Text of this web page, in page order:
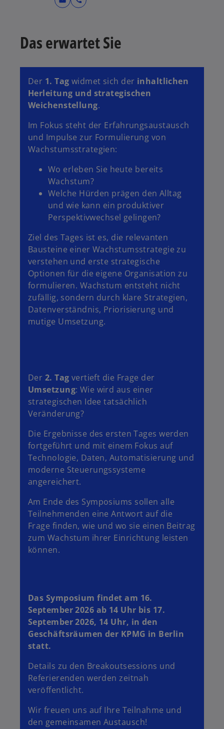
Das erwartet Sie
Der 1. Tag widmet sich der inhaltlichen
Herleitung und strategischen
Weichenstellung.
Im Fokus steht der Erfahrungsaustausch
und Impulse zur Formulierung von
Wachstumsstrategien:
Wo erleben Sie heute bereits
Wachstum?
Welche Hürden prägen den Alltag
und wie kann ein produktiver
Perspektivwechsel gelingen?
Ziel des Tages ist es, die relevanten
Bausteine einer Wachstumsstrategie zu
verstehen und erste strategische
Optionen für die eigene Organisation zu
formulieren. Wachstum entsteht nicht
zufällig, sondern durch klare Strategien,
Datenverständnis, Priorisierung und
mutige Umsetzung.
Der 2. Tag vertieft die Frage der
Umsetzung: Wie wird aus einer
strategischen Idee tatsächlich
Veränderung?
Die Ergebnisse des ersten Tages werden
fortgeführt und mit einem Fokus auf
Technologie, Daten, Automatisierung und
moderne Steuerungssysteme
angereichert.
Am Ende des Symposiums sollen alle
Teilnehmenden eine Antwort auf die
Frage finden, wie und wo sie einen Beitrag
zum Wachstum ihrer Einrichtung leisten
können.
Das Symposium findet am 16.
September 2026 ab 14 Uhr bis 17.
September 2026, 14 Uhr, in den
Geschäftsräumen der KPMG in Berlin
statt.
Details zu den Breakoutsessions und
Referierenden werden zeitnah
veröffentlicht.
Wir freuen uns auf Ihre Teilnahme und
den gemeinsamen Austausch!